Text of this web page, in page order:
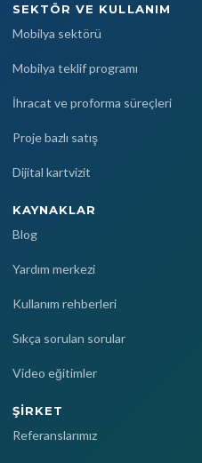
SEKTÖR VE KULLANIM
Mobilya sektörü
Mobilya teklif programı
İhracat ve proforma süreçleri
Proje bazlı satış
Dijital kartvizit
KAYNAKLAR
Blog
Yardım merkezi
Kullanım rehberleri
Sıkça sorulan sorular
Video eğitimler
ŞIRKET
Referanslarımız